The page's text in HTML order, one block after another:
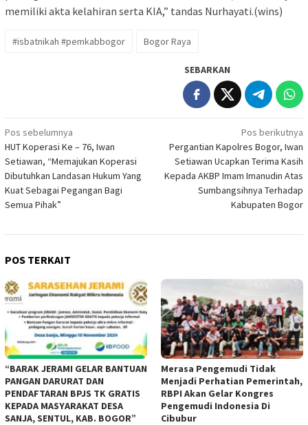
memiliki akta kelahiran serta KIA,” tandas Nurhayati.(wins)
#isbatnikah #pemkabbogor Bogor Raya
SEBARKAN
Navigasi
pos
Pos sebelumnya
HUT Koperasi Ke – 76, Iwan
Setiawan, “Memajukan Koperasi
Dibutuhkan Landasan Hukum Yang
Kuat Sebagai Pegangan Bagi
Semua Pihak”
Pos berikutnya
Pergantian Kapolres Bogor, Iwan
Setiawan Ucapkan Terima Kasih
Kepada AKBP Imam Imanudin Atas
Sumbangsihnya Terhadap
Kabupaten Bogor
POS TERKAIT
“BARAK JERAMI GELAR BANTUAN
PANGAN DARURAT DAN
PENDAFTARAN BPJS TK GRATIS
KEPADA MASYARAKAT DESA
SANJA, SENTUL, KAB. BOGOR”
Merasa Pengemudi Tidak
Menjadi Perhatian Pemerintah,
RBPI Akan Gelar Kongres
Pengemudi Indonesia Di
Cibubur